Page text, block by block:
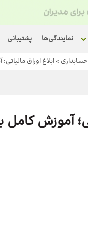
نمایندگی‌ها پشتیبانی
> ابلاغ اوراق
آموزش